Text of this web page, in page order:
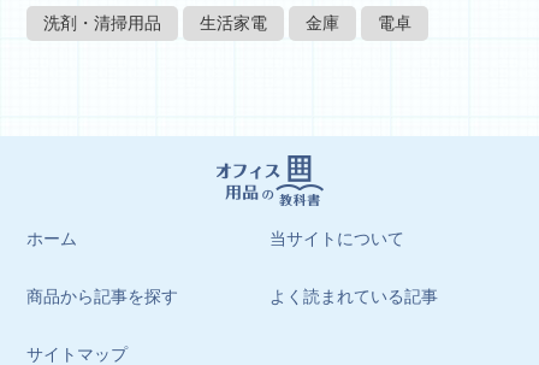
洗剤・清掃用品 生活家電 金庫 電卓
ホーム 当サイトについて
商品から記事を探す よく読まれている記事
サイトマップ